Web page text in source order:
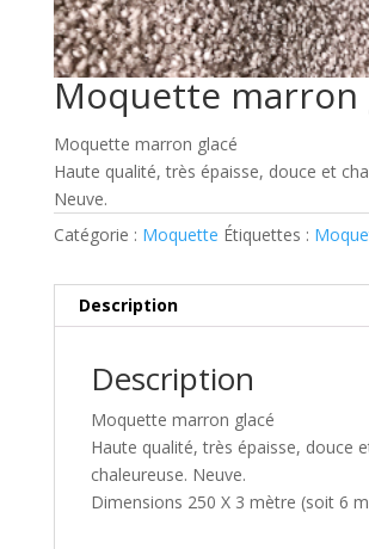
Moquette marron
Moquette marron glacé
Haute qualité, très épaisse, douce et
Neuve.
Catégorie : Moquette Étiquettes :
Description
Description
Moquette marron glacé
Haute qualité, très épaisse, douce
chaleureuse. Neuve.
Dimensions 250 X 3 mètre (soit 6